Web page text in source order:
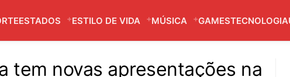
ESTADOS ESTILO DE VIDA MÚSICA GAMESTECNOLOGIA
tem novas apresentações na